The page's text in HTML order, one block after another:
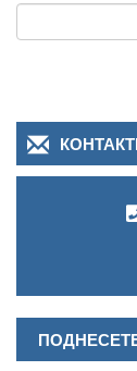
Search
Пребарување